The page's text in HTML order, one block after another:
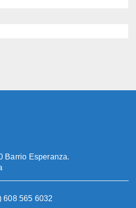
Barrio Esperanza.
608 565 6032